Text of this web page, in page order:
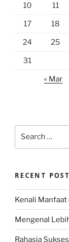
10 11
17 18
24 25
31
« Mar
RECENT
Kenali Manfaat
Mengenal
Rahasia